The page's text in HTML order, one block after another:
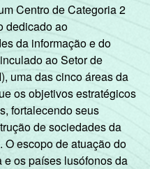
Centro de Categoria 2
dedicado ao
da informação e do
ao Setor de
uma das cinco áreas da
os objetivos estratégicos
fortalecendo seus
de sociedades da
O escopo de atuação do
os países lusófonos da